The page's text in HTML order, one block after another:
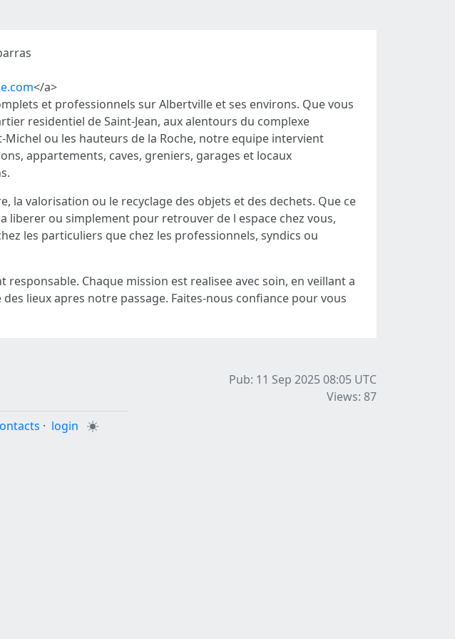
</a>
et professionnels sur Albertville et ses environs. Que vous
residentiel de Saint-Jean, aux alentours du complexe
ou les hauteurs de la Roche, notre equipe intervient
appartements, caves, greniers, garages et locaux
valorisation ou le recyclage des objets et des dechets. Que ce
ou simplement pour retrouver de l espace chez vous,
les particuliers que chez les professionnels, syndics ou
Chaque mission est realisee avec soin, en veillant a
lieux apres notre passage. Faites-nous confiance pour vous
Pub: 11 Sep 2025 08:05 UTC
Views: 87
· login